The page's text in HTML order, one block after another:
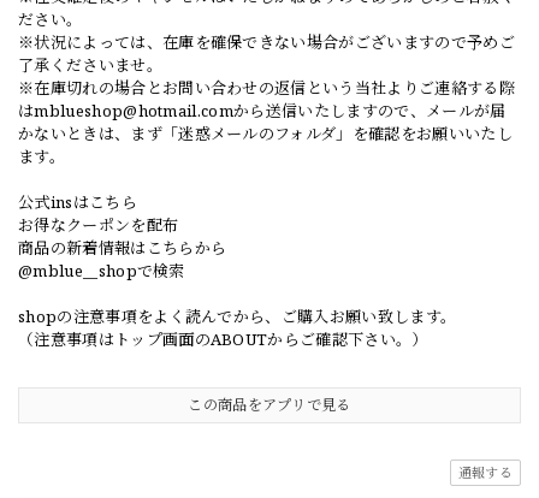
ださい。
※状況によっては、在庫を確保できない場合がございますので予めご
了承くださいませ。
※在庫切れの場合とお問い合わせの返信という当社よりご連絡する際
はmblueshop@hotmail.comから送信いたしますので、メールが届
かないときは、まず「迷惑メールのフォルダ」を確認をお願いいたし
ます。
公式insはこちら
お得なクーポンを配布
商品の新着情報はこちらから
@mblue__shopで検索
shopの注意事項をよく読んでから、ご購入お願い致します。
（注意事項はトップ画面のABOUTからご確認下さい。）
この商品をアプリで見る
通報する